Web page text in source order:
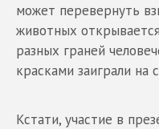
может перевернуть
животных
разных граней
красками заиграли на
Кстати, участие в